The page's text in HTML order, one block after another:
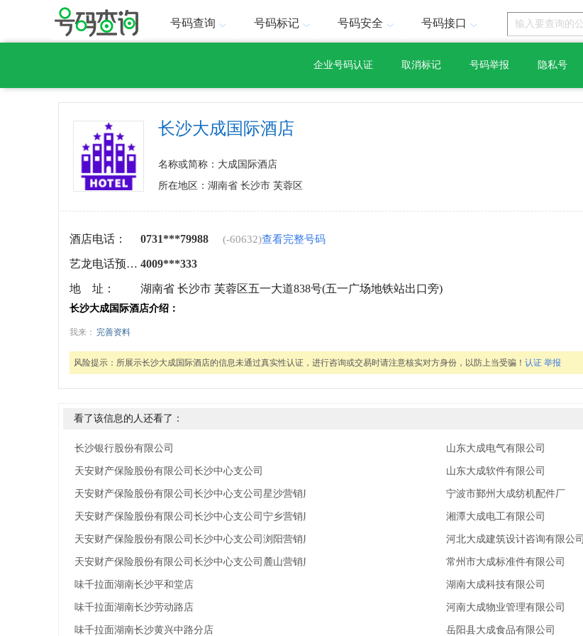
号码查询 号码标记 号码安全 号码接口
企业号码认证 取消标记 号码举报 隐私号
长沙大成国际酒店
名称或简称：大成国际酒店
所在地区：湖南省 长沙市 芙蓉区
酒店电话： 0731***79988 (-60632)查看完整号码
艺龙电话预定： 4009***333
地 址： 湖南省 长沙市 芙蓉区五一大道838号(五一广场地铁站出口旁)
长沙大成国际酒店介绍：
我来： 完善资料
风险提示： 所展示长沙大成国际酒店的信息未通过真实性认证，进行咨询或交易时请注意核实对方身份，以防上当受骗！ 认证 举报
看了该信息的人还看了：
长沙银行股份有限公司
天安财产保险股份有限公司长沙中心支公司
天安财产保险股份有限公司长沙中心支公司星沙营销服务部
天安财产保险股份有限公司长沙中心支公司宁乡营销服务部
天安财产保险股份有限公司长沙中心支公司浏阳营销服务部
天安财产保险股份有限公司长沙中心支公司麓山营销服务部
味千拉面湖南长沙平和堂店
味千拉面湖南长沙劳动路店
味千拉面湖南长沙黄兴中路分店
山东大成电气有限公司
山东大成软件有限公司
宁波市鄞州大成纺机配件厂
湘潭大成电工有限公司
河北大成建筑设计咨询有限公司
常州市大成标准件有限公司
湖南大成科技有限公司
河南大成物业管理有限公司
岳阳县大成食品有限公司